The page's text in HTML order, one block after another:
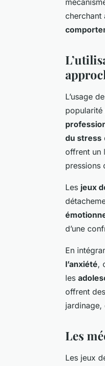
pourcherchant
L’usage
du stress
offrent un
pressions
Les jeux
d’une
En
l’anxiété,
les
offrent
jardinage,
Les
Les jeux